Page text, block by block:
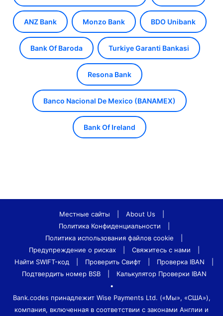
ANZ Bank Monzo Bank BDO Unibank
Bank Of Baroda Turkiye Garanti Bankasi
Resona Bank
Banco Nacional De Mexico (BANAMEX)
Bank Of Ireland
Местные сайты About Us
Политика Конфиденциальности
Политика использования файлов cookie
Предупреждение о рисках
Свяжитесь с нами
Найти SWIFT-код
Проверить Свифт Проверка IBAN
Подтвердить номер BSB
Калькулятор Проверки IBAN
•
Bank.codes принадлежит Wise Payments Ltd. («Мы», «США»),
компания, включенная в соответствии с законами Англии и